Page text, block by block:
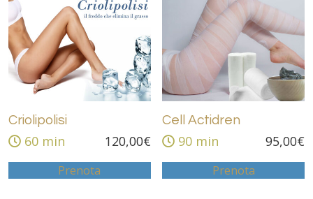
Criolipolisi
60 min 120,00€
Prenota
Cell Actidren
90 min 95,00€
Prenota